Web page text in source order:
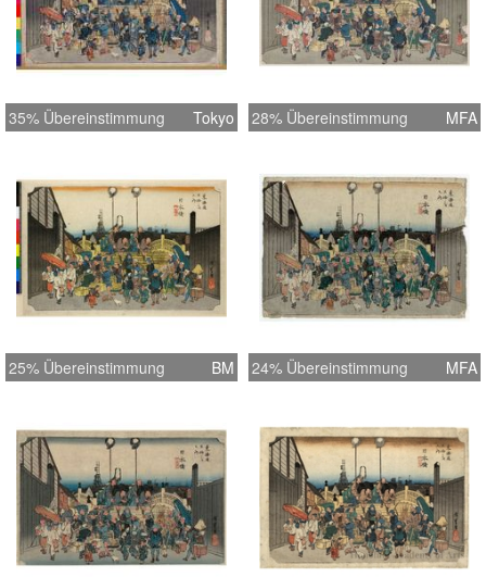
35% Übereinstimmung Tokyo 28% Übereinstimmung MFA
25% Übereinstimmung BM 24% Übereinstimmung MFA